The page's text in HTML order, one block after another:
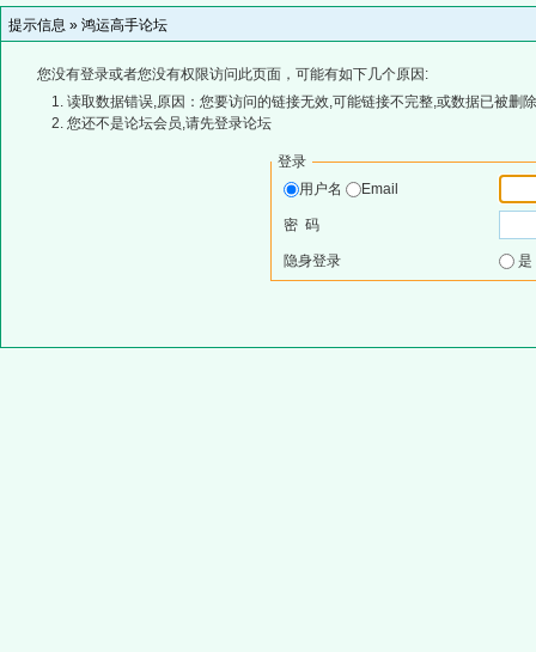
提示信息 » 鸿运高手论坛
您没有登录或者您没有权限访问此页面，可能有如下几个原因:
读取数据错误,原因：您要访问的链接无效,可能链接不完整,或数据已被删
您还不是论坛会员,请先登录论坛
登录
用户名
Email
密 码
隐身登录